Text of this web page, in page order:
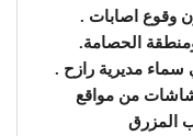
سماء مديرية رازح .
من مواقع
المزرق